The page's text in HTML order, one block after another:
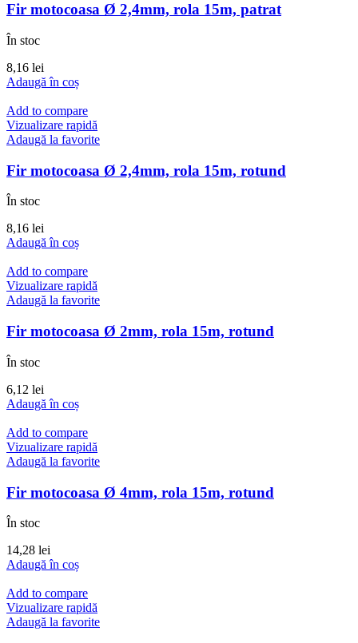
Fir motocoasa Ø 2,4mm, rola 15m, patrat
În stoc
8,16 lei
Adaugă în coș
Add to compare
Vizualizare rapidă
Adaugă la favorite
Fir motocoasa Ø 2,4mm, rola 15m, rotund
În stoc
8,16 lei
Adaugă în coș
Add to compare
Vizualizare rapidă
Adaugă la favorite
Fir motocoasa Ø 2mm, rola 15m, rotund
În stoc
6,12 lei
Adaugă în coș
Add to compare
Vizualizare rapidă
Adaugă la favorite
Fir motocoasa Ø 4mm, rola 15m, rotund
În stoc
14,28 lei
Adaugă în coș
Add to compare
Vizualizare rapidă
Adaugă la favorite